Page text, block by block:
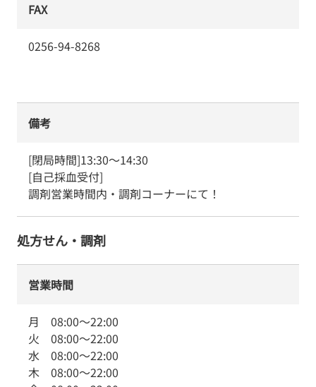
FAX
0256-94-8268
備考
[閉局時間]13:30～14:30
[自己採血受付]
調剤営業時間内・調剤コーナーにて！
処方せん・調剤
営業時間
月 08:00～22:00
火 08:00～22:00
水 08:00～22:00
木 08:00～22:00